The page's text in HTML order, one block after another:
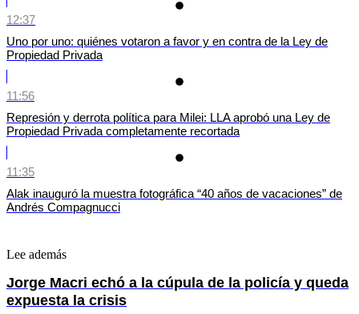
12:37
Uno por uno: quiénes votaron a favor y en contra de la Ley de
Propiedad Privada
11:56
Represión y derrota política para Milei: LLA aprobó una Ley de
Propiedad Privada completamente recortada
11:35
Alak inauguró la muestra fotográfica “40 años de vacaciones” de
Andrés Compagnucci
Lee además
Jorge Macri echó a la cúpula de la policía y queda
expuesta la crisis